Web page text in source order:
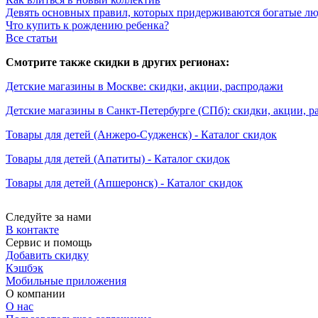
Девять основных правил, которых придерживаются богатые
Что купить к рождению ребенка?
Все статьи
Смотрите также скидки в других регионах:
Детские магазины в Москве: скидки, акции, распродажи
Детские магазины в Санкт-Петербурге (СПб): скидки, акции,
Товары для детей (Анжеро-Судженск) - Каталог скидок
Товары для детей (Апатиты) - Каталог скидок
Товары для детей (Апшеронск) - Каталог скидок
Следуйте за нами
В контакте
Сервис и помощь
Добавить скидку
Кэшбэк
Мобильные приложения
О компании
О нас